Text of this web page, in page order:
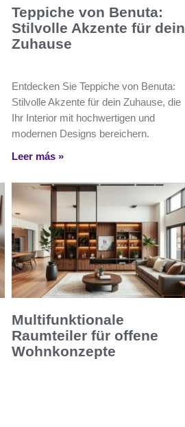
Teppiche von Benuta:
Stilvolle Akzente für dein
Zuhause
Entdecken Sie Teppiche von Benuta:
Stilvolle Akzente für dein Zuhause, die
Ihr Interior mit hochwertigen und
modernen Designs bereichern.
Leer más »
Multifunktionale
Raumteiler für offene
Wohnkonzepte